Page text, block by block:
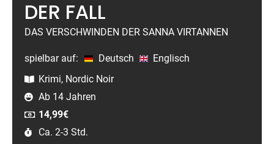
DER FALL
DAS VERSCHWINDEN DER SANNA VIRTANNEN
spielbar auf: Deutsch
Englisch
Krimi, Nordic Noir
Ab 14 Jahren
14,99€
Ca. 2-3 Std.